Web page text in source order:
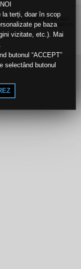
la terți, doar în scop
pe baza
vizitate, etc.). Mai
.
butonul “ACCEPT”
selectând butonul
- Studioul TVR Iași
webmaster [at] tvriasi.ro